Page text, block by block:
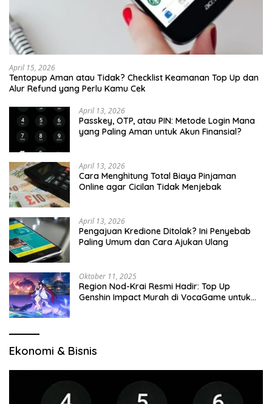
April 15, 2026
Tentopup Aman atau Tidak? Checklist Keamanan Top Up dan
Alur Refund yang Perlu Kamu Cek
April 13, 2026
Passkey, OTP, atau PIN: Metode Login Mana
yang Paling Aman untuk Akun Finansial?
April 13, 2026
Cara Menghitung Total Biaya Pinjaman
Online agar Cicilan Tidak Menjebak
April 13, 2026
Pengajuan Kredione Ditolak? Ini Penyebab
Paling Umum dan Cara Ajukan Ulang
Oktober 11, 2025
Region Nod-Krai Resmi Hadir: Top Up
Genshin Impact Murah di VocaGame untuk
Ekonomi & Bisnis